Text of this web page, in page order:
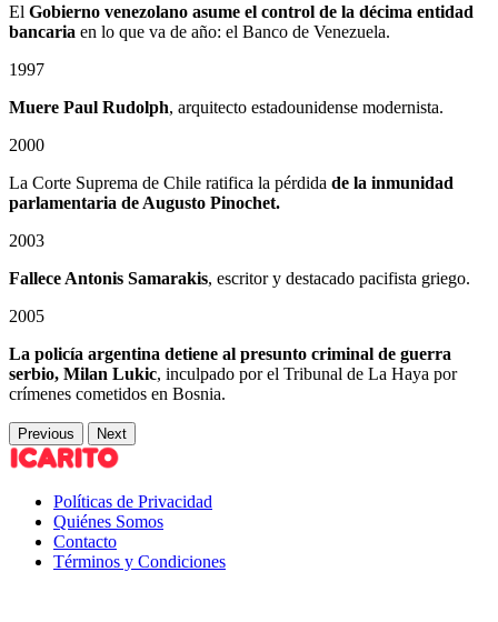
El Gobierno venezolano asume el control de la décima entidad
bancaria en lo que va de año: el Banco de Venezuela.
1997
Muere Paul Rudolph, arquitecto estadounidense modernista.
2000
La Corte Suprema de Chile ratifica la pérdida de la inmunidad
parlamentaria de Augusto Pinochet.
2003
Fallece Antonis Samarakis, escritor y destacado pacifista griego.
2005
La policía argentina detiene al presunto criminal de guerra
serbio, Milan Lukic, inculpado por el Tribunal de La Haya por
crímenes cometidos en Bosnia.
Previous Next
Políticas de Privacidad
Quiénes Somos
Contacto
Términos y Condiciones